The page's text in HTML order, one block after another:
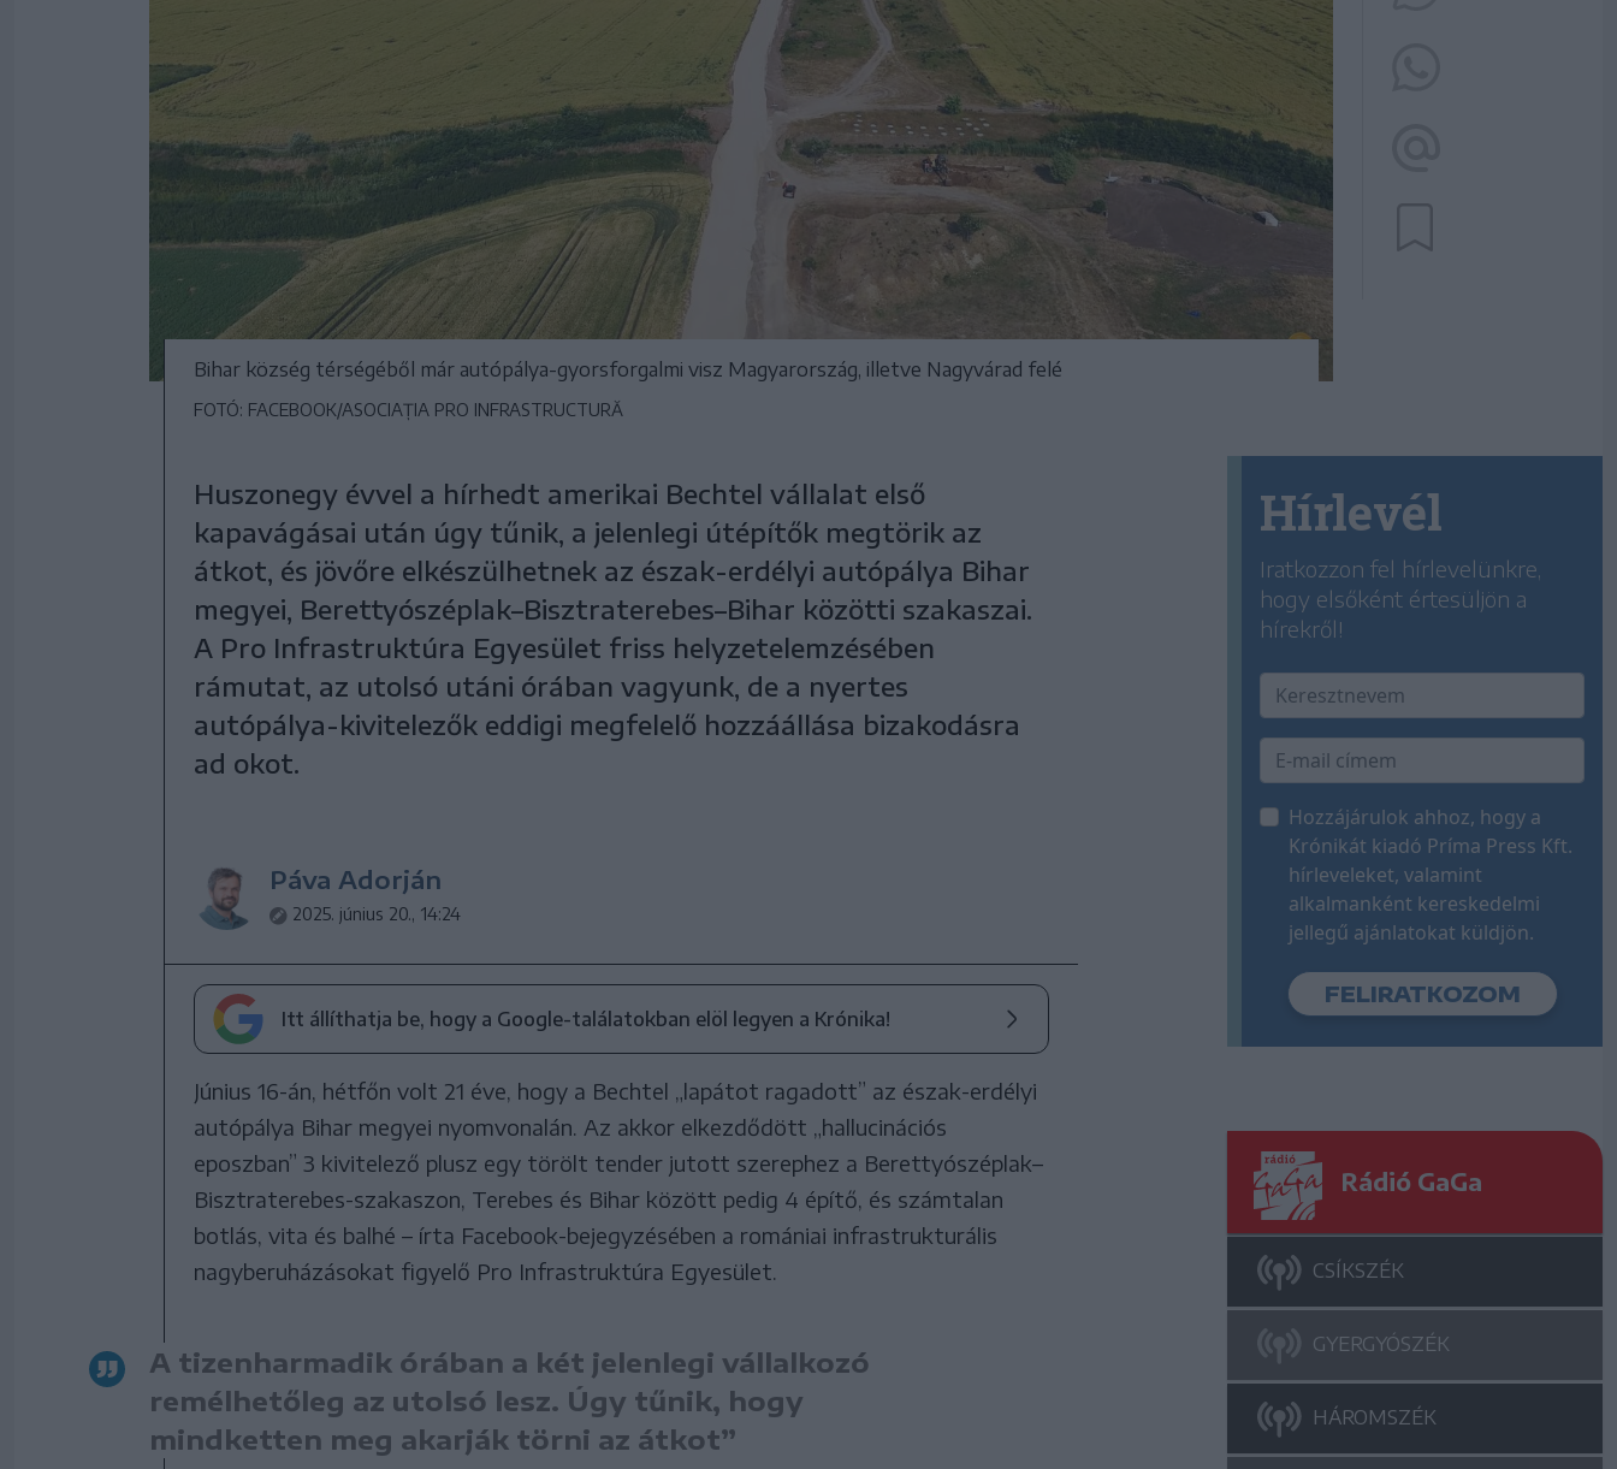
Bihar község térségéből már autópálya-gyorsforgalmi visz Magyarország, illetve Nagyvárad felé
FOTÓ: FACEBOOK/ASOCIAȚIA PRO INFRASTRUCTURĂ
Huszonegy évvel a hírhedt amerikai Bechtel vállalat első
kapavágásai után úgy tűnik, a jelenlegi útépítők megtörik az
átkot, és jövőre elkészülhetnek az észak-erdélyi autópálya Bihar
megyei, Berettyószéplak–Bisztraterebes–Bihar közötti szakaszai.
A Pro Infrastruktúra Egyesület friss helyzetelemzésében
rámutat, az utolsó utáni órában vagyunk, de a nyertes
autópálya-kivitelezők eddigi megfelelő hozzáállása bizakodásra
ad okot.
Páva Adorján
2025. június 20., 14:24
Itt állíthatja be, hogy a Google-találatokban elöl legyen a Krónika!
Június 16-án, hétfőn volt 21 éve, hogy a Bechtel „lapátot ragadott” az észak-erdélyi
autópálya Bihar megyei nyomvonalán. Az akkor elkezdődött „hallucinációs
eposzban” 3 kivitelező plusz egy törölt tender jutott szerephez a Berettyószéplak–
Bisztraterebes-szakaszon, Terebes és Bihar között pedig 4 építő, és számtalan
botlás, vita és balhé – írta Facebook-bejegyzésében a romániai infrastrukturális
nagyberuházásokat figyelő Pro Infrastruktúra Egyesület.
A tizenharmadik órában a két jelenlegi vállalkozó
remélhetőleg az utolsó lesz. Úgy tűnik, hogy
mindketten meg akarják törni az átkot”
Hírlevél
Iratkozzon fel hírlevelünkre,
hogy elsőként értesüljön a
hírekről!
Hozzájárulok ahhoz, hogy a
Krónikát kiadó Príma Press Kft.
hírleveleket, valamint
alkalmanként kereskedelmi
jellegű ajánlatokat küldjön.
Rádió GaGa
CSÍKSZÉK
GYERGYÓSZÉK
HÁROMSZÉK